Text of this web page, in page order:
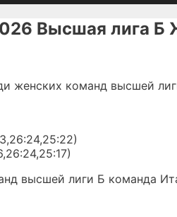
Высшая лига
женских команд высшей
высшей лиги Б команда